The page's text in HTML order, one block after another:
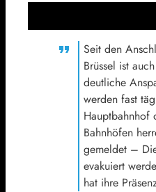
Seit den
Brüssel ist
deutliche
werden fast
Hauptbahnhof
Bahnhöfen
gemeldet –
evakuiert
hat ihre